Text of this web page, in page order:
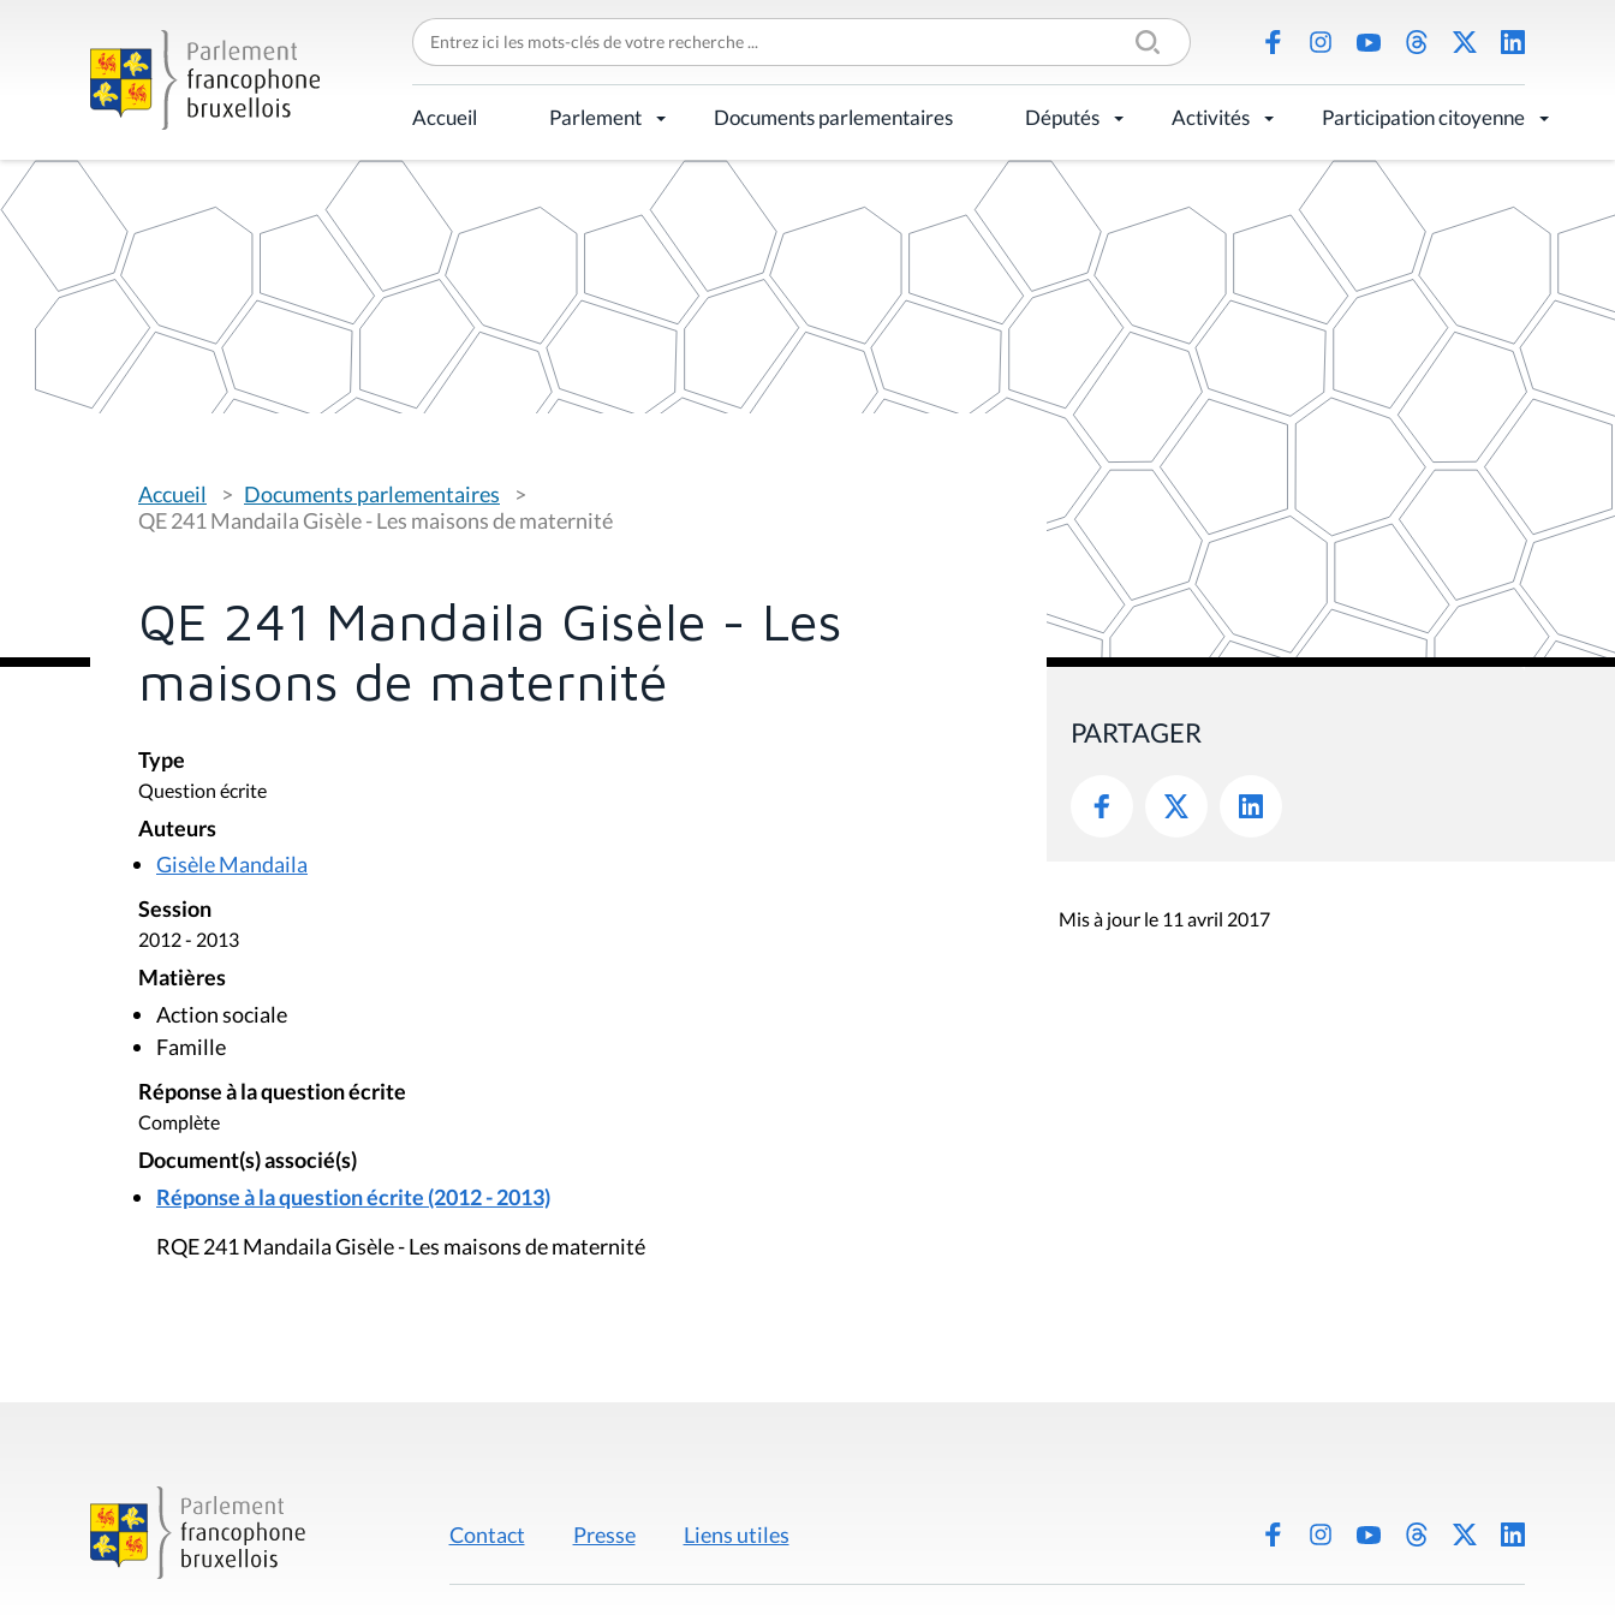
C
h
e
r
c
h
r
p
Accueil Parlement Documents parlementaires Députés Activités Participation citoyenne
o
u
s
s
Accueil
Documents parlementaires
QE 241 Mandaila Gisèle - Les maisons de maternité
QE 241 Mandaila Gisèle - Les
maisons de maternité
Type
Question écrite
Auteurs
Gisèle Mandaila
Session
2012 - 2013
Matières
Action sociale
Famille
Réponse à la question écrite
Complète
Document(s) associé(s)
Réponse à la question écrite (2012 - 2013)
RQE 241 Mandaila Gisèle - Les maisons de maternité
PARTAGER
Mis à jour le 11 avril 2017
Contact Presse Liens utiles